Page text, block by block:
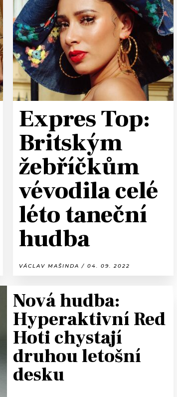
Expres Top:
Britským
žebříčkům
vévodila celé
léto taneční
hudba
VÁCLAV MAŠINDA / 04. 09. 2022
Nová hudba:
Hyperaktivní Red
Hoti chystají
druhou letošní
desku